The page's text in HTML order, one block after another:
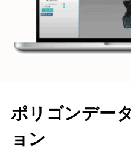
ポリゴンデー
ョン